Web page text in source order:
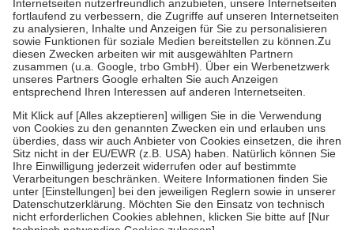
Diese Regeln gelten grundsätzlich auch für Online-Apotheken.
Bei Heilmitteln und häuslicher Krankenpflege beträgt die
Zuzahlung zehn Prozent der Kosten sowie zehn Euro je
Verordnung.
Um das Engagement der Versicherten für ihre eigene Gesundheit zu
stärken und die besondere Stellung der Familie zu unterstützen,
fallenkeine Zuzahlungenan bei:
• Kindern und Jugendlichen bis zum vollendeten 18. Lebensjahr
mit Ausnahme der Fahrkosten
• Untersuchungen zur Vorsorge und Früherkennung, die von der
GKV getragen werden
• empfohlenen Schutzimpfungen
• Harn- und Blutteststreifen